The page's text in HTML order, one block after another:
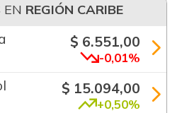
EN REGIÓN CARIBE
$ 6.551,00
-0,01%
$ 15.094,00
+0,50%